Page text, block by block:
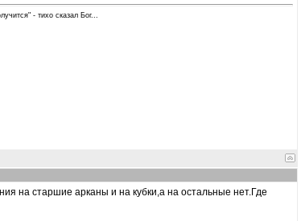
- тихо сказал Бог...
на старшие арканы и на кубки,а на остальные нет.Где